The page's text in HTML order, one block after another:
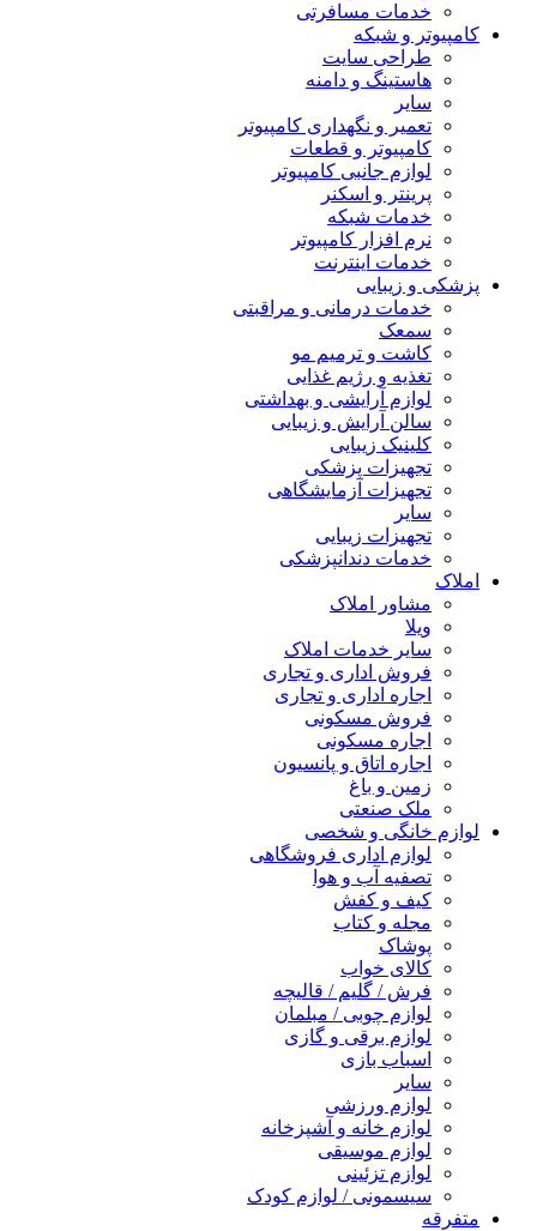
خدمات مسافرتی
کامپیوتر و شبکه
طراحی سایت
هاستینگ و دامنه
سایر
تعمیر و نگهداری کامپیوتر
کامپیوتر و قطعات
لوازم جانبی کامپیوتر
پرینتر و اسکنر
خدمات شبکه
نرم افزار کامپیوتر
خدمات اینترنت
پزشکی و زیبایی
خدمات درمانی و مراقبتی
سمعک
کاشت و ترمیم مو
تغذیه و رژیم غذایی
لوازم آرایشی و بهداشتی
سالن آرایش و زیبایی
کلینیک زیبایی
تجهیزات پزشکی
تجهیزات آزمایشگاهی
سایر
تجهیزات زیبایی
خدمات دندانپزشکی
املاک
مشاور املاک
ویلا
سایر خدمات املاک
فروش اداری و تجاری
اجاره اداری و تجاری
فروش مسکونی
اجاره مسکونی
اجاره اتاق و پانسیون
زمین و باغ
ملک صنعتی
لوازم خانگی و شخصی
لوازم اداری فروشگاهی
تصفیه آب و هوا
کیف و کفش
مجله و کتاب
پوشاک
کالای خواب
فرش / گلیم / قالیچه
لوازم چوبی / مبلمان
لوازم برقی و گازی
اسباب بازی
سایر
لوازم ورزشی
لوازم خانه و آشپزخانه
لوازم موسیقی
لوازم تزئینی
سیسمونی / لوازم کودک
متفرقه